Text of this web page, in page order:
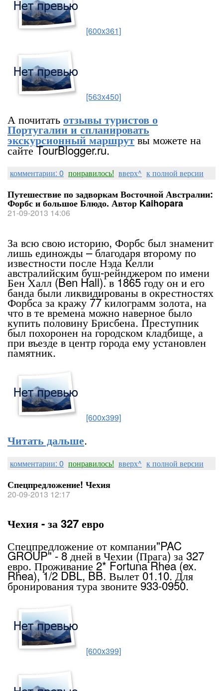
[600x361]
[563x450]
А почитатьотзывы туристов о
Португалии и спланировать
экскурсионный маршрутвы можете на
сайте TourBlogger.ru.
комментарии: 0 понравилось! вверх^ к полной версии
Путешествие по задворкам Восточной Австралии:
Форбс и большое Блюдо. Автор Kaihopara
21-09-2013 14:06
За всю свою историю, Форбс был знаменит
лишь единожды – благодаря второму по
известности после Нэда Келли
австралийским буш-рейнджером по имени
Бен Халл (Ben Hall). в 1865 году он и его
банда были ликвидированы в окрестностях
Форбса за кражу 77 килограмм золота, на
что в те времена можно наверное было
купить половину Брисбена. Преступник
был похоронен на городском кладбище, а
при въезде в центр города ему установлен
памятник.
[600x399]
Читать дальше.
комментарии: 0 понравилось! вверх^ к полной версии
Спецпредложение! Чехия
20-09-2013 12:17
Чехия - за 327 евро
Спецпредложение от компании"PAC
GROUP" - 8 дней в Чехии (Прага) за 327
евро. Проживание 2* Fortuna Rhea (ex.
Rhea), 1/2 DBL, BB. Вылет 01.10. Для
бронирования тура звоните 933-0950.
[600x399]